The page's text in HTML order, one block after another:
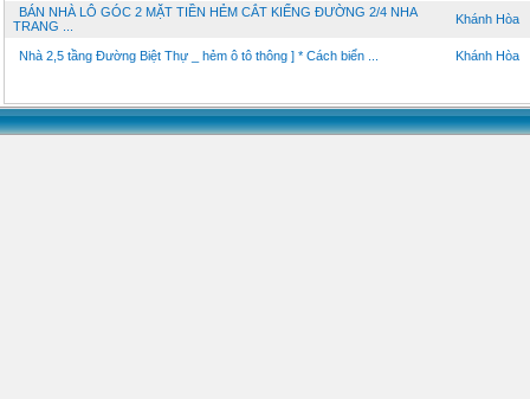
BÁN NHÀ LÔ GÓC 2 MẶT TIỀN HẺM CẮT KIẾNG ĐƯỜNG 2/4 NHA
TRANG ...
Khánh Hòa
Nhà 2,5 tầng Đường Biệt Thự _ hẻm ô tô thông ] * Cách biển ... Khánh Hòa